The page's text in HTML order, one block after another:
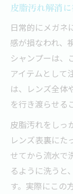
皮脂汚れ解消
日常的にメガネ
感が損なわれ、
シャンプーは、
アイテムとして
は、レンズ全体
を行き渡らせる
皮脂汚れをしっ
レンズ表裏にた
せてから流水で
るように洗うと
す。実際にこの